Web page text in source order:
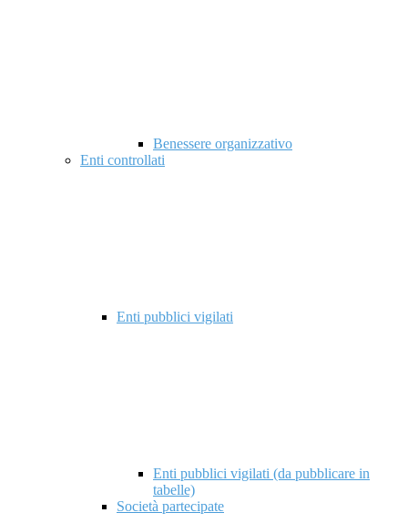
Benessere organizzativo
Enti controllati
Enti pubblici vigilati
Enti pubblici vigilati (da pubblicare in
tabelle)
Società partecipate